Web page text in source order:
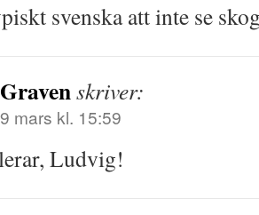
svenska att inte se
skriver:
mars kl. 15:59
Ludvig!